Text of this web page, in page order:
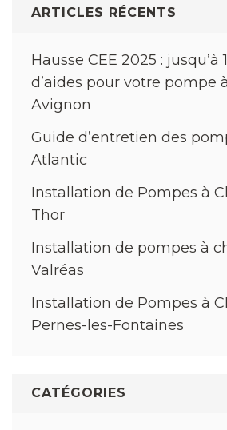
ARTICLES RÉCENTS
Hausse CEE 2025 : jusqu’à
d’aides pour votre pompe
Avignon
Guide d’entretien des
Atlantic
Installation de Pompes à
Thor
Installation de pompes à
Valréas
Installation de Pompes à
Pernes-les-Fontaines
CATÉGORIES